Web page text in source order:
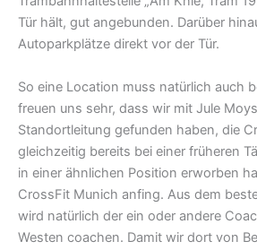
Tür hält, gut angebunden. Darüber
Autoparkplätze direkt vor der Tür.
So eine Location muss natürlich auch
freuen uns sehr, dass wir mit Jule
Standortleitung gefunden haben, die
gleichzeitig bereits bei einer früheren
in einer ähnlichen Position erworben
CrossFit Munich anfing. Aus dem
wird natürlich der ein oder andere
Westen coachen. Damit wir dort von